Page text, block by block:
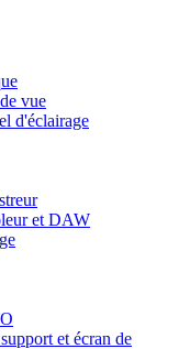
vue
d'éclairage
et DAW
et écran de